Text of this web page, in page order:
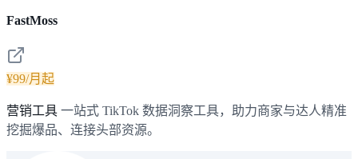
FastMoss
¥99/月起
营销工具 一站式 TikTok 数据洞察工具，助力商家与达人精准
挖掘爆品、连接头部资源。